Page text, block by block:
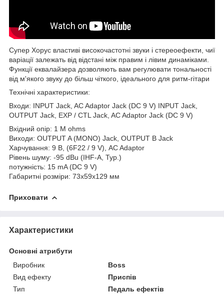
Супер Хорус властиві високочастотні звуки і стереоефекти, чиї
варіації залежать від відстані між правим і лівим динаміками.
Функції еквалайзера дозволяють вам регулювати тональності
від м'якого звуку до більш чіткого, ідеального для ритм-гітари
Технічні характеристики:
Входи: INPUT Jack, AC Adaptor Jack (DC 9 V) INPUT Jack,
OUTPUT Jack, EXP / CTL Jack, AC Adaptor Jack (DC 9 V)
Вхідний опір: 1 M ohms
Виходи: OUTPUT A (MONO) Jack, OUTPUT B Jack
Харчування: 9 В, (6F22 / 9 V), AC Adaptor
Рівень шуму: -95 dBu (IHF-A, Typ.)
потужність: 15 mA (DC 9 V)
Габаритні розміри: 73х59х129 мм
Приховати
Характеристики
Основні атрибути
Виробник
Boss
Вид ефекту
Приспів
Тип
Педаль ефектів